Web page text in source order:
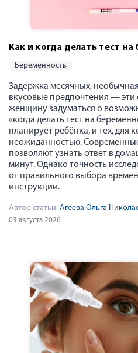
Как и когда делать тест
беременность
Задержка месячных,
вкусовые предпочтения — эти
женщину задуматься о
«когда делать тест на
планирует ребёнка, и тех, для
неожиданностью.
позволяют узнать ответ в
минут. Однако точность
от правильного выбора
инструкции.
Автор статьи: Агеева Ольга
03 августа 2026